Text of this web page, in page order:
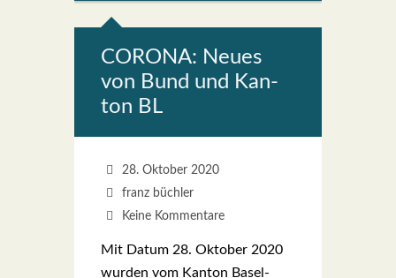
CORONA: Neu­es
von Bund und Kan­
ton BL
28. Oktober 2020
franz büchler
Keine Kommentare
Mit Datum 28. Okto­ber 2020
wur­den vom Kan­ton Basel-